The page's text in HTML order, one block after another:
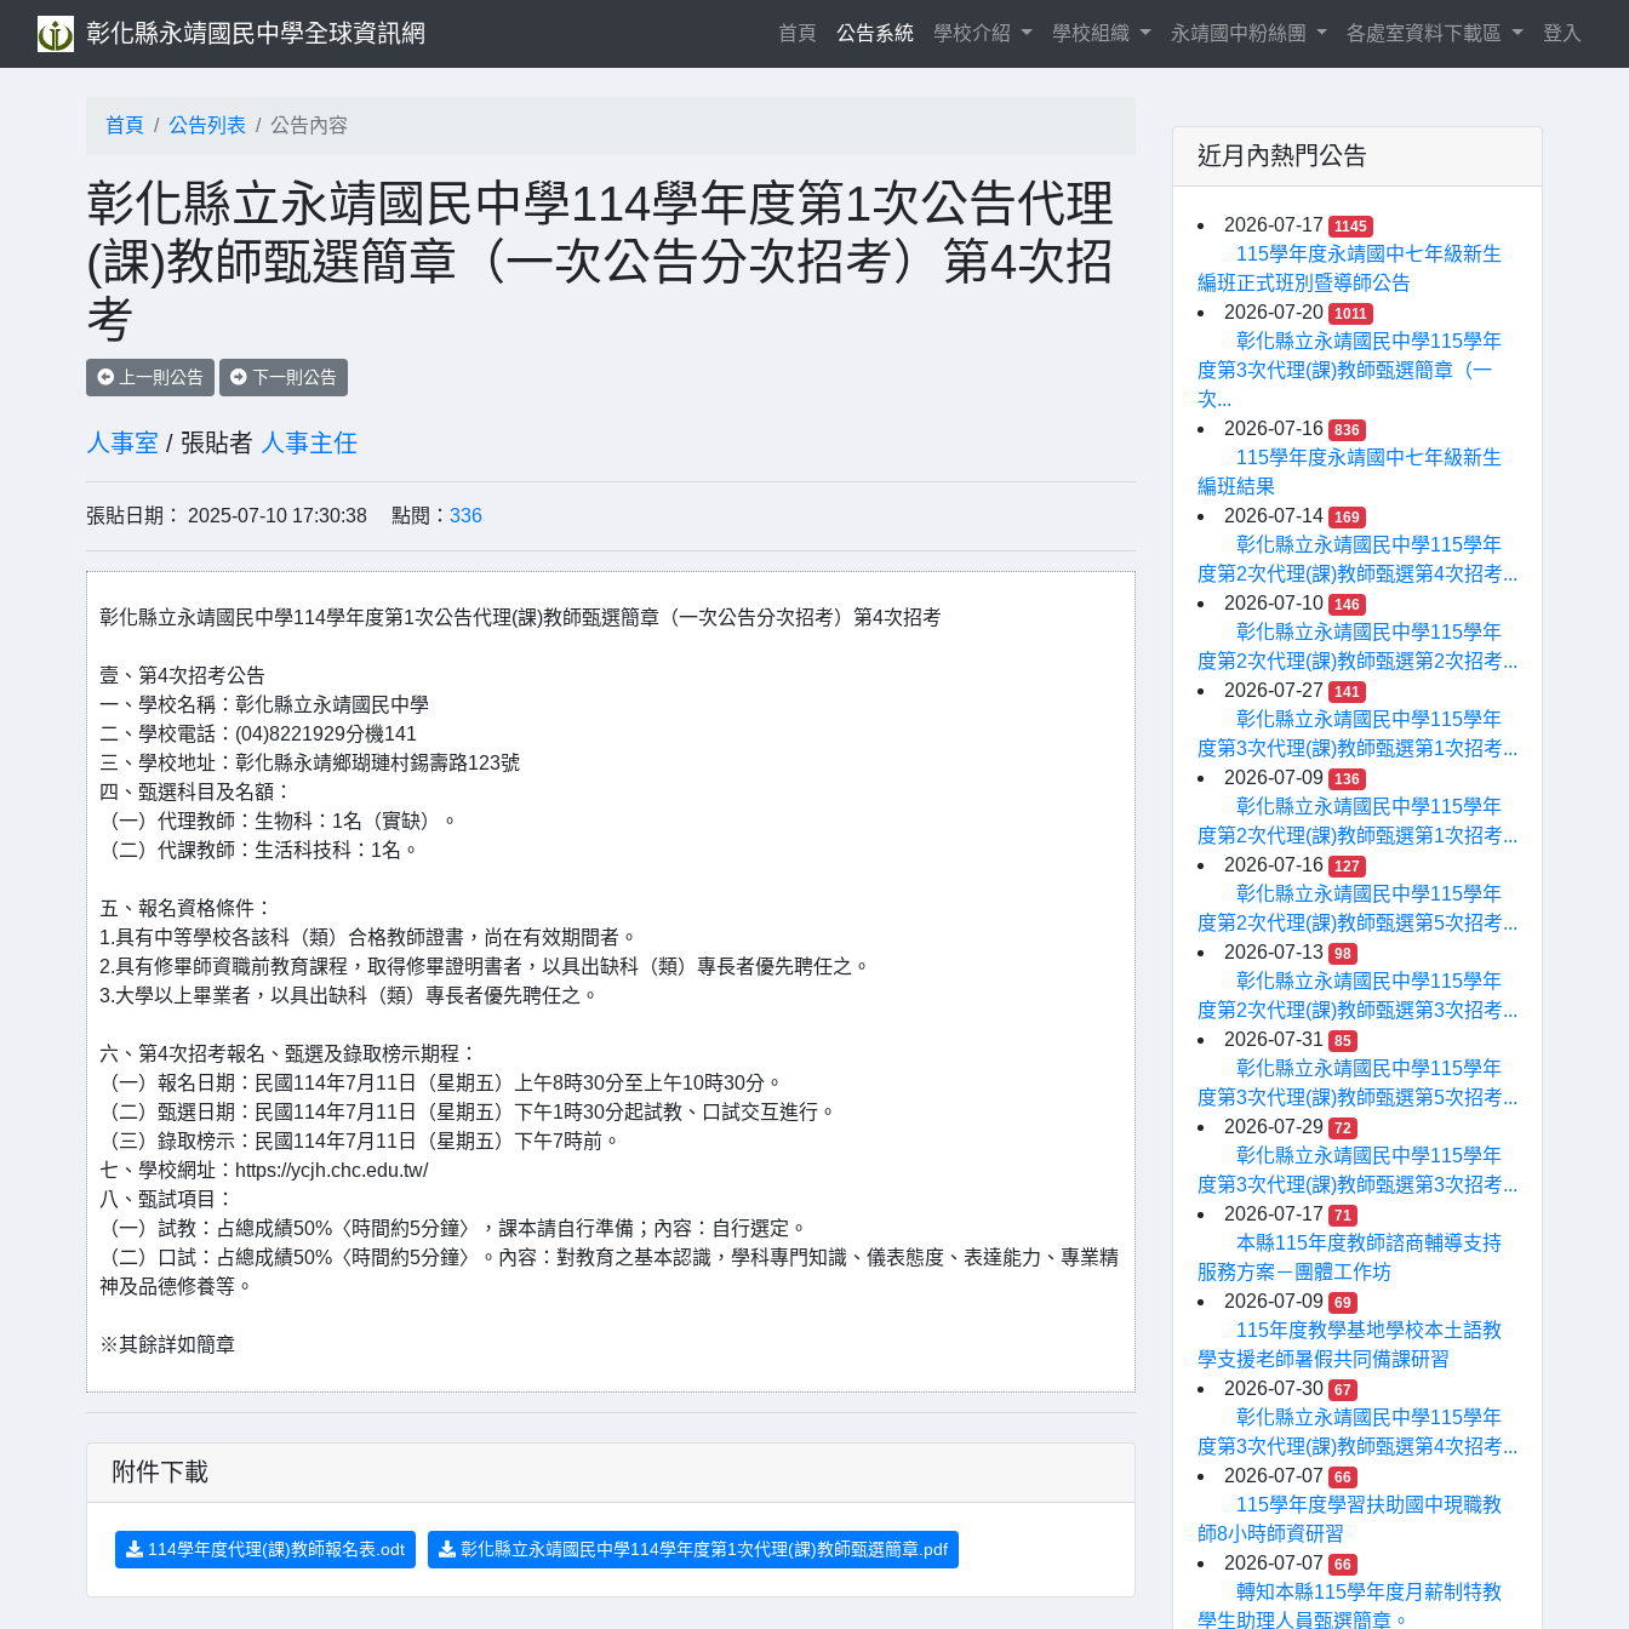
彰化縣永靖國民中學全球資訊網 首頁 (current)
公告系統 學校介紹 學校組織 永靖國中粉絲團 各處室資料下載區 登入
首頁 公告列表 公告內容
彰化縣立永靖國民中學114學年度第1次公告代理
(課)教師甄選簡章（一次公告分次招考）第4次招
考
上一則公告 下一則公告
人事室 / 張貼者 人事主任
張貼日期： 2025-07-10 17:30:38 點閱： 336
彰化縣立永靖國民中學114學年度第1次公告代理(課)教師甄選簡章（一次公告分次招考）第4次招考
壹、第4次招考公告
一、學校名稱：彰化縣立永靖國民中學
二、學校電話：(04)8221929分機141
三、學校地址：彰化縣永靖鄉瑚璉村錫壽路123號
四、甄選科目及名額：
（一）代理教師：生物科：1名（實缺）。
（二）代課教師：生活科技科：1名。
五、報名資格條件：
1.具有中等學校各該科（類）合格教師證書，尚在有效期間者。
2.具有修畢師資職前教育課程，取得修畢證明書者，以具出缺科（類）專長者優先聘任之。
3.大學以上畢業者，以具出缺科（類）專長者優先聘任之。
六、第4次招考報名、甄選及錄取榜示期程：
（一）報名日期：民國114年7月11日（星期五）上午8時30分至上午10時30分。
（二）甄選日期：民國114年7月11日（星期五）下午1時30分起試教、口試交互進行。
（三）錄取榜示：民國114年7月11日（星期五）下午7時前。
七、學校網址：https://ycjh.chc.edu.tw/
八、甄試項目：
（一）試教：占總成績50%〈時間約5分鐘〉，課本請自行準備；內容：自行選定。
（二）口試：占總成績50%〈時間約5分鐘〉。內容：對教育之基本認識，學科專門知識、儀表態度、表達能力、專業精
神及品德修養等。
※其餘詳如簡章
附件下載
114學年度代理(課)教師報名表.odt 彰化縣立永靖國民中學114學年度第1次代理(課)教師甄選簡章.pdf
近月內熱門公告
2026-07-17 1145
115學年度永靖國中七年級新生
編班正式班別暨導師公告
2026-07-20
1011
彰化縣立永靖國民中學115學年
度第3次代理(課)教師甄選簡章（一
次...
2026-07-16
836
115學年度永靖國中七年級新生
編班結果
2026-07-14
169
彰化縣立永靖國民中學115學年
度第2次代理(課)教師甄選第4次招考...
2026-07-10
146
彰化縣立永靖國民中學115學年
度第2次代理(課)教師甄選第2次招考...
2026-07-27
141
彰化縣立永靖國民中學115學年
度第3次代理(課)教師甄選第1次招考...
2026-07-09
136
彰化縣立永靖國民中學115學年
度第2次代理(課)教師甄選第1次招考...
2026-07-16
127
彰化縣立永靖國民中學115學年
度第2次代理(課)教師甄選第5次招考...
2026-07-13
98
彰化縣立永靖國民中學115學年
度第2次代理(課)教師甄選第3次招考...
2026-07-31
85
彰化縣立永靖國民中學115學年
度第3次代理(課)教師甄選第5次招考...
2026-07-29
72
彰化縣立永靖國民中學115學年
度第3次代理(課)教師甄選第3次招考...
2026-07-17
71
本縣115年度教師諮商輔導支持
服務方案－團體工作坊
2026-07-09
69
115年度教學基地學校本土語教
學支援老師暑假共同備課研習
2026-07-30
67
彰化縣立永靖國民中學115學年
度第3次代理(課)教師甄選第4次招考...
2026-07-07
66
115學年度學習扶助國中現職教
師8小時師資研習
2026-07-07
66
轉知本縣115學年度月薪制特教
學生助理人員甄選簡章。